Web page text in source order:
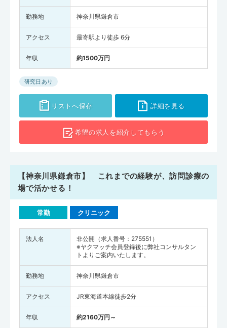
勤務地 神奈川県鎌倉市
アクセス 最寄駅より徒歩 6分
年収 約1500万円
研究日あり
リストへ保存 詳細を見る
希望の求人を紹介してもらう
【神奈川県鎌倉市】 これまでの経験が、訪問診療の
場で活かせる！
常勤 クリニック
法人名
非公開（求人番号：275551）
※ヤクマッチ会員登録後に弊社コンサルタン
トよりご案内いたします。
勤務地 神奈川県鎌倉市
アクセス JR東海道本線徒歩2分
年収 約2160万円～